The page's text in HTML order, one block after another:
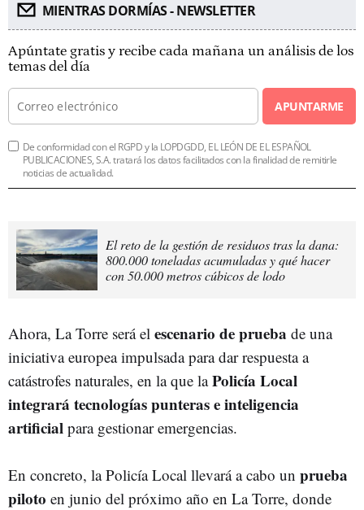
MIENTRAS DORMÍAS - NEWSLETTER
Apúntate gratis y recibe cada mañana un análisis de los
temas del día
APUNTARME
De conformidad con el RGPD y la LOPDGDD, EL LEÓN DE EL ESPAÑOL
PUBLICACIONES, S.A. tratará los datos facilitados con la finalidad de remitirle
noticias de actualidad.
El reto de la gestión de residuos tras la dana:
800.000 toneladas acumuladas y qué hacer
con 50.000 metros cúbicos de lodo
Ahora, La Torre seráel escenario de prueba de una
iniciativa europea impulsada para dar respuesta a
catástrofes naturales, en la que laPolicía Local
integrará tecnologías punteras e inteligencia
artificial para gestionar emergencias.
En concreto, la Policía Local llevará a cabo un prueba
piloto en junio del próximo año en La Torre, donde